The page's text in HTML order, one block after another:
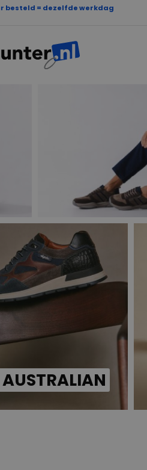
besteld = dezelfde werkdag
AUSTRALIAN